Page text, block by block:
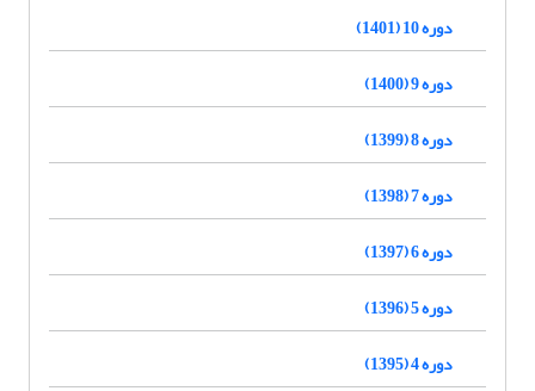
دوره 10 (1401)
دوره 9 (1400)
دوره 8 (1399)
دوره 7 (1398)
دوره 6 (1397)
دوره 5 (1396)
دوره 4 (1395)